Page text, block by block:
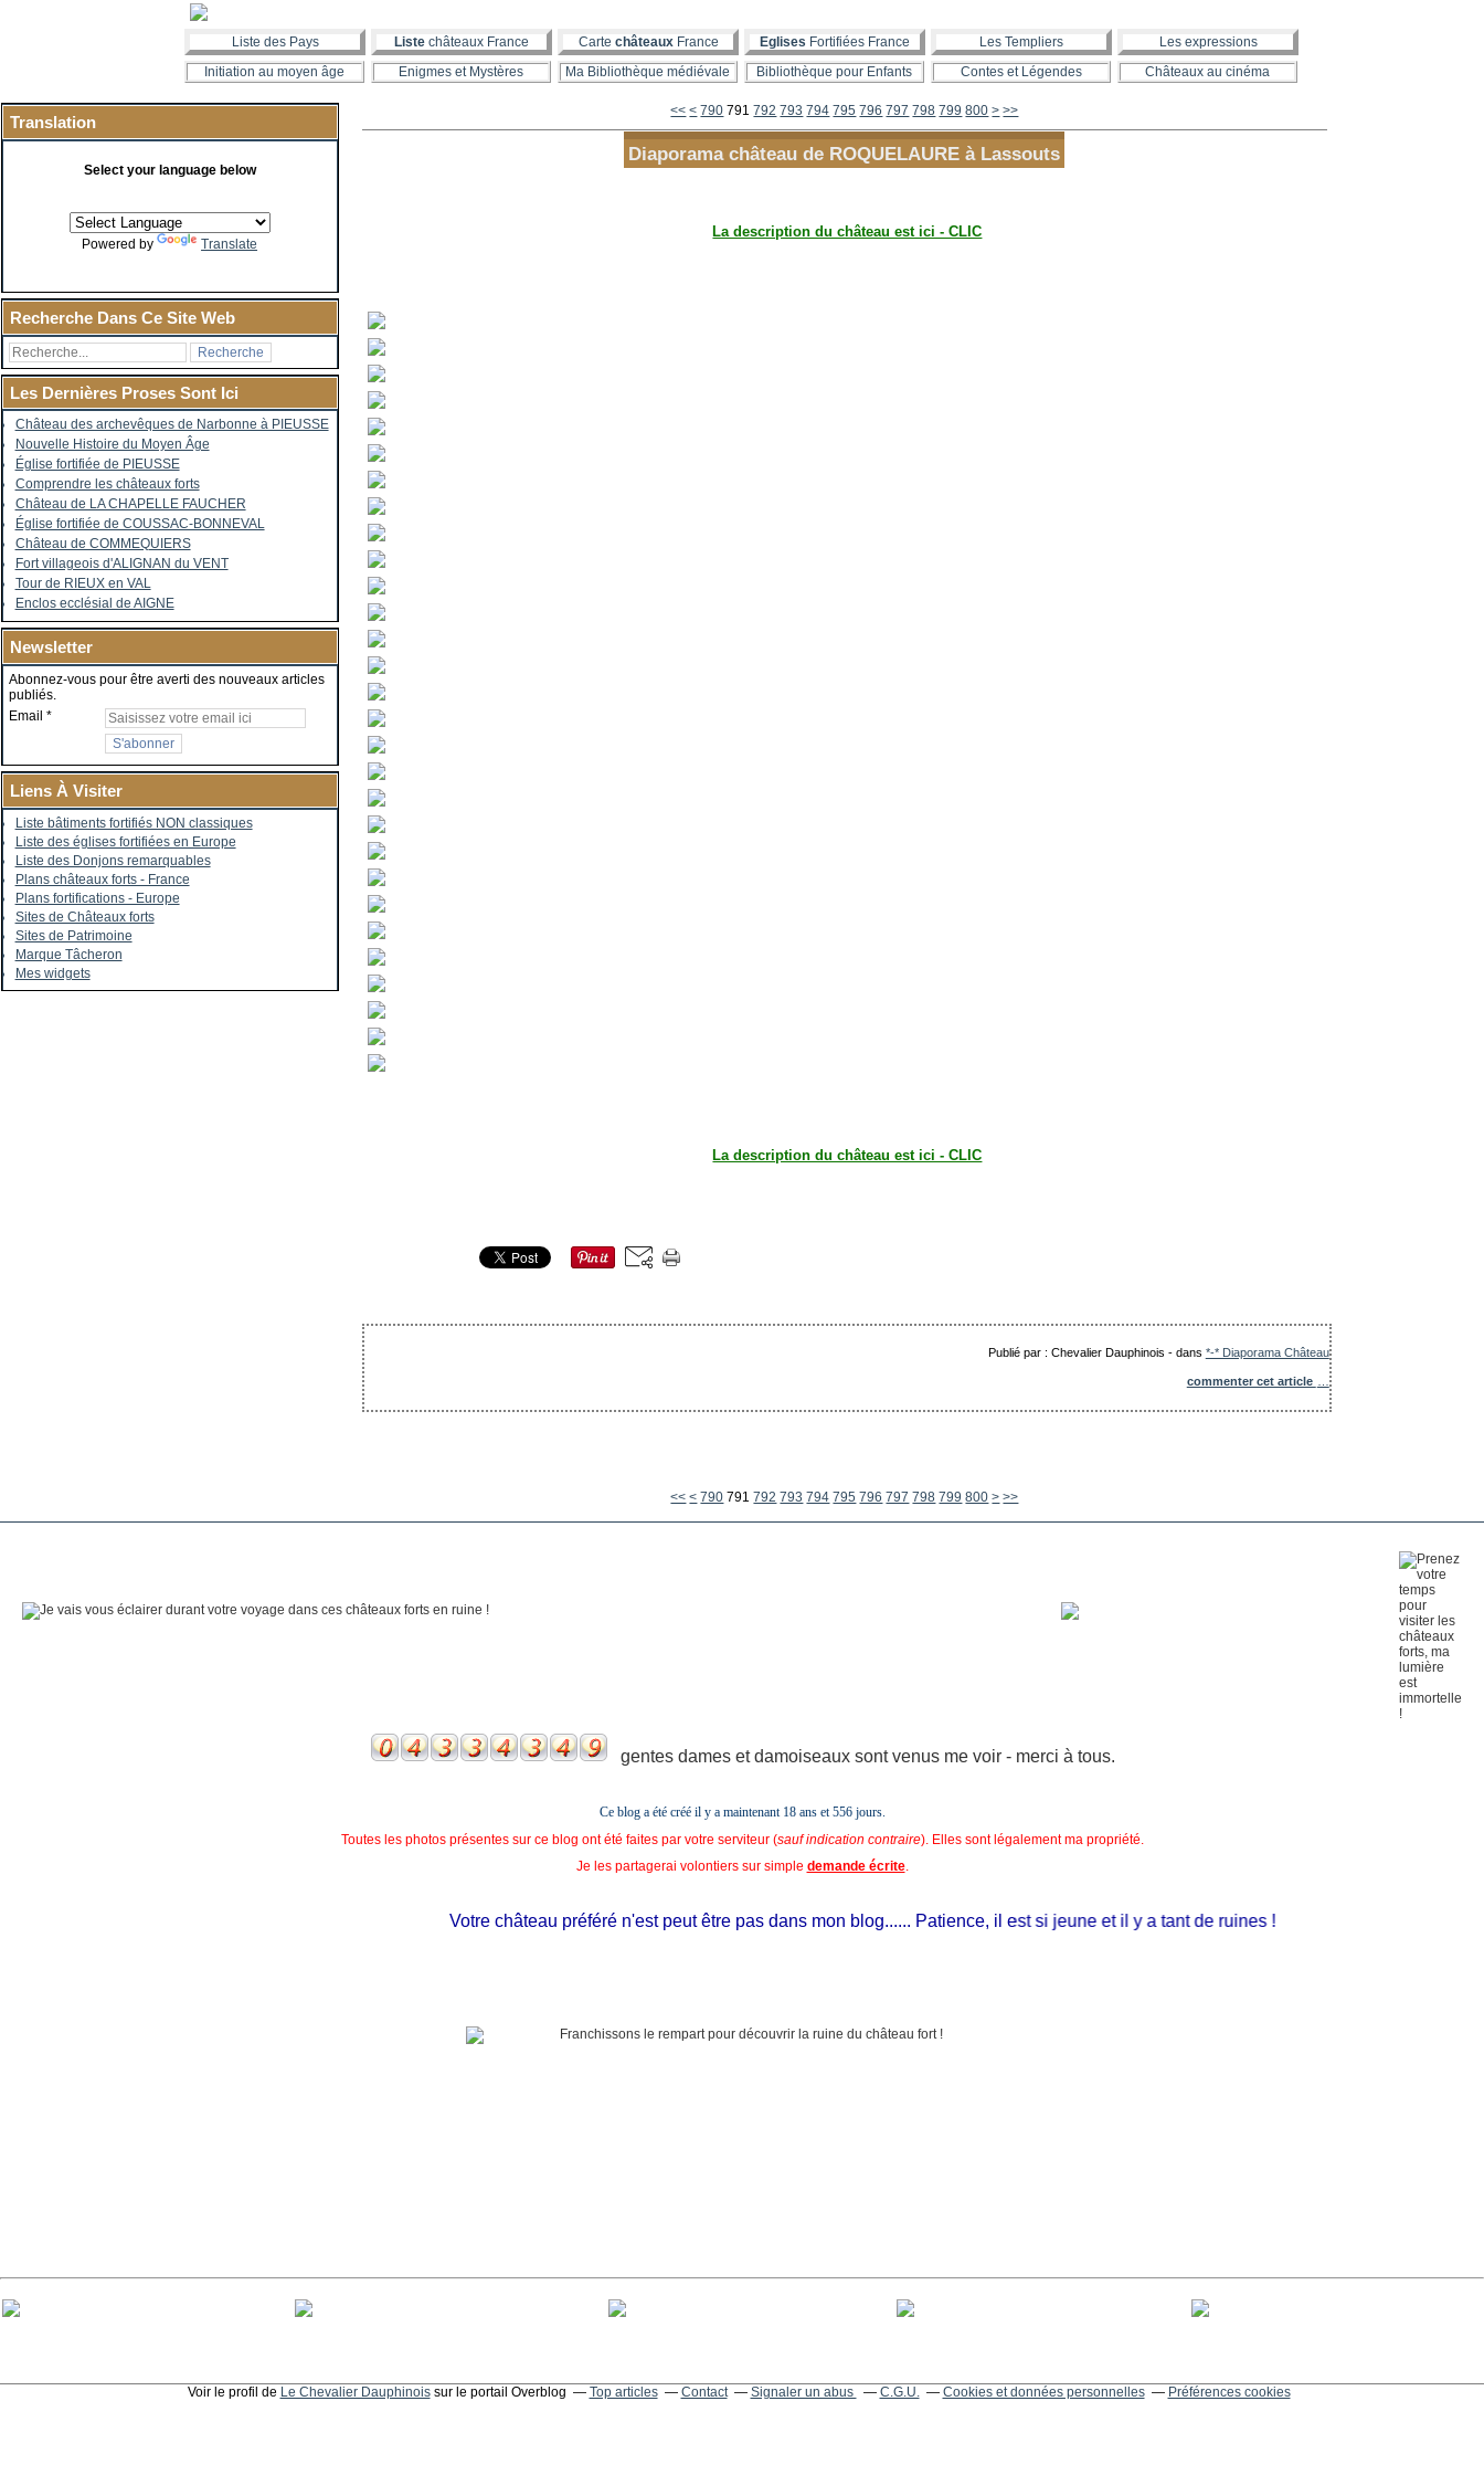
Liste des Pays Liste châteaux France Carte châteauxFrance Eglises Fortifiées France Les Templiers
Les expressions
Initiation au moyen âge
Enigmes et Mystères Ma Bibliothèque médiévale Bibliothèque pour Enfants Contes et Légendes Châteaux au cinéma
Translation
Select your language below
Powered by Translate
Recherche Dans Ce Site Web
Les Dernières Proses Sont Ici
Château des archevêques de Narbonne à PIEUSSE
Nouvelle Histoire du Moyen Âge
Église fortifiée de PIEUSSE
Comprendre les châteaux forts
Château de LA CHAPELLE FAUCHER
Église fortifiée de COUSSAC-BONNEVAL
Château de COMMEQUIERS
Fort villageois d'ALIGNAN du VENT
Tour de RIEUX en VAL
Enclos ecclésial de AIGNE
Newsletter
Abonnez-vous pour être averti des nouveaux articles
publiés.
Email
Liens À Visiter
Liste bâtiments fortifiés NON classiques
Liste des églises fortifiées en Europe
Liste des Donjons remarquables
Plans châteaux forts - France
Plans fortifications - Europe
Sites de Châteaux forts
Sites de Patrimoine
Marque Tâcheron
Mes widgets
<< < 700
710
720
730
740
750
760
770
780
790 791 792 793 794 795 796 797 798 799 800 900
1000
> >>
Diaporama château de ROQUELAURE à Lassouts
La description du château est ici - CLIC
La description du château est ici - CLIC
Publié par : Chevalier Dauphinois -dans *-* Diaporama Château
commenter cet article
<< < 700
710
720
730
740
750
760
770
780
790 791 792 793 794 795 796 797 798 799 800 900
1000
> >>
gentes dames et damoiseaux sont venus me voir - merci à tous.
Ce blog a été créé il y a maintenant 18 ans et556 jours.
Toutes les photos présentes sur ce blog ont été faites par votre serviteur (sauf indication contraire). Elles sont légalement ma propriété.
Je les partagerai volontiers sur simple demande écrite.
Votre château préféré n'est peut être pas dans mon blog...... Patience, il est si jeune et il y a tant de ruines !
Voir le profil de Le Chevalier Dauphinoissur le portail Overblog Top articles Contact Signaler un abus C.G.U. Cookies et données personnelles Préférences cookies